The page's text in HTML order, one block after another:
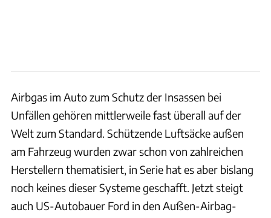
Airbgas im Auto zum Schutz der Insassen bei
Unfällen gehören mittlerweile fast überall auf der
Welt zum Standard. Schützende Luftsäcke außen
am Fahrzeug wurden zwar schon von zahlreichen
Herstellern thematisiert, in Serie hat es aber bislang
noch keines dieser Systeme geschafft. Jetzt steigt
auch US-Autobauer Ford in den Außen-Airbag-